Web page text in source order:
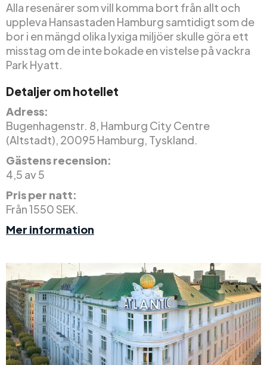
Alla resenärer som vill komma bort från allt och
uppleva Hansastaden Hamburg samtidigt som de
bor i en mängd olika lyxiga miljöer skulle göra ett
misstag om de inte bokade en vistelse på vackra
Park Hyatt.
Detaljer om hotellet
Adress:
Bugenhagenstr. 8, Hamburg City Centre
(Altstadt), 20095 Hamburg, Tyskland.
Gästens recension:
4,5 av 5
Pris per natt:
Från 1550 SEK.
Mer information